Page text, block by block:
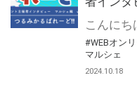
#WEBオン
マルシェ
2024.10.18